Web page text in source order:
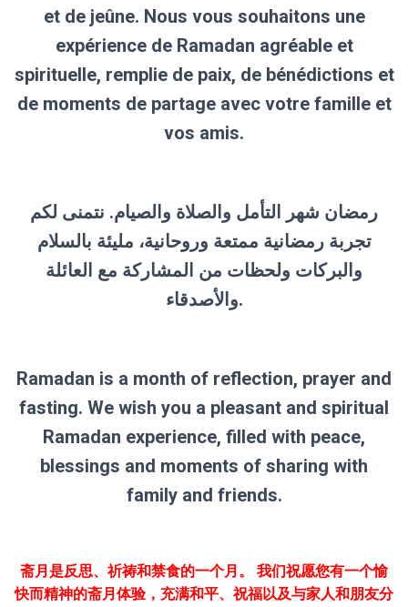
et de jeûne. Nous vous souhaitons une
expérience de Ramadan agréable et
spirituelle, remplie de paix, de bénédictions et
de moments de partage avec votre famille et
vos amis.
رمضان شهر التأمل والصلاة والصيام. نتمنى لكم
تجربة رمضانية ممتعة وروحانية، مليئة بالسلام
والبركات ولحظات من المشاركة مع العائلة
والأصدقاء.
Ramadan is a month of reflection, prayer and
fasting. We wish you a pleasant and spiritual
Ramadan experience, filled with peace,
blessings and moments of sharing with
family and friends.
斋月是反思、祈祷和禁食的一个月。 我们祝愿您有一个愉
快而精神的斋月体验，充满和平、祝福以及与家人和朋友分